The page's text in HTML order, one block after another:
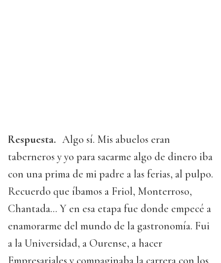
Respuesta. Algo sí. Mis abuelos eran
taberneros y yo para sacarme algo de dinero iba
con una prima de mi padre a las ferias, al pulpo.
Recuerdo que íbamos a Friol, Monterroso,
Chantada... Y en esa etapa fue donde empecé a
enamorarme del mundo de la gastronomía. Fui
a la Universidad, a Ourense, a hacer